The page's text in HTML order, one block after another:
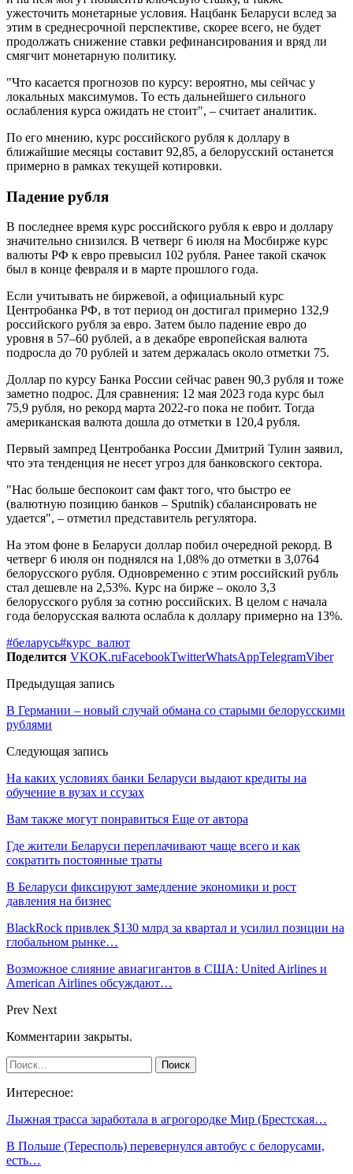
ужесточить монетарные условия. Нацбанк Беларуси вслед за
этим в среднесрочной перспективе, скорее всего, не будет
продолжать снижение ставки рефинансирования и вряд ли
смягчит монетарную политику.
"Что касается прогнозов по курсу: вероятно, мы сейчас у
локальных максимумов. То есть дальнейшего сильного
ослабления курса ожидать не стоит", – считает аналитик.
По его мнению, курс российского рубля к доллару в
ближайшие месяцы составит 92,85, а белорусский останется
примерно в рамках текущей котировки.
Падение рубля
В последнее время курс российского рубля к евро и доллару
значительно снизился. В четверг 6 июля на Мосбирже курс
валюты РФ к евро превысил 102 рубля. Ранее такой скачок
был в конце февраля и в марте прошлого года.
Если учитывать не биржевой, а официальный курс
Центробанка РФ, в тот период он достигал примерно 132,9
российского рубля за евро. Затем было падение евро до
уровня в 57–60 рублей, а в декабре европейская валюта
подросла до 70 рублей и затем держалась около отметки 75.
Доллар по курсу Банка России сейчас равен 90,3 рубля и тоже
заметно подрос. Для сравнения: 12 мая 2023 года курс был
75,9 рубля, но рекорд марта 2022-го пока не побит. Тогда
американская валюта дошла до отметки в 120,4 рубля.
Первый зампред Центробанка России Дмитрий Тулин заявил,
что эта тенденция не несет угроз для банковского сектора.
"Нас больше беспокоит сам факт того, что быстро ее
(валютную позицию банков – Sputnik) сбалансировать не
удается", – отметил представитель регулятора.
На этом фоне в Беларуси доллар побил очередной рекорд. В
четверг 6 июля он поднялся на 1,08% до отметки в 3,0764
белорусского рубля. Одновременно с этим российский рубль
стал дешевле на 2,53%. Курс на бирже – около 3,3
белорусского рубля за сотню российских. В целом с начала
года белорусская валюта ослабла к доллару примерно на 13%.
#беларусь#курс_валют
Поделится VKOK.ruFacebookTwitterWhatsAppTelegramViber
Предыдущая запись
В Германии – новый случай обмана со старыми белорусскими
рублями
Следующая запись
На каких условиях банки Беларуси выдают кредиты на
обучение в вузах и ссузах
Вам также могут понравиться Еще от автора
Где жители Беларуси переплачивают чаще всего и как
сократить постоянные траты
В Беларуси фиксируют замедление экономики и рост
давления на бизнес
BlackRock привлек $130 млрд за квартал и усилил позиции на
глобальном рынке…
Возможное слияние авиагигантов в США: United Airlines и
American Airlines обсуждают…
Prev Next
Комментарии закрыты.
Интересное:
Лыжная трасса заработала в агрогородке Мир (Брестская…
В Польше (Тересполь) перевернулся автобус с белорусами,
есть…